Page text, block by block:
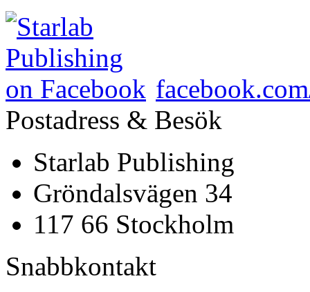
Postadress & Besök
Starlab Publishing
Gröndalsvägen 34
117 66 Stockholm
Snabbkontakt